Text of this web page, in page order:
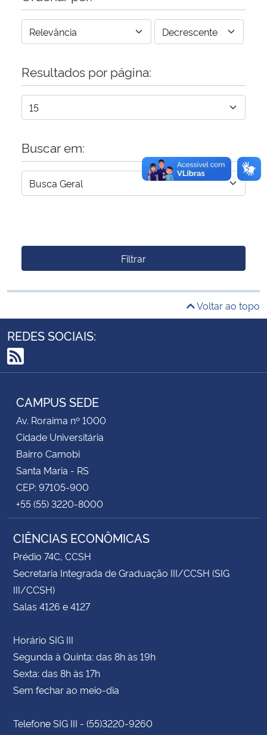
Gabinete de Segurança Institucional
Banco Central do Brasil
Planalto
Resultados por página:
Buscar em:
Filtrar
Voltar ao topo
REDES SOCIAIS:
RSS
CAMPUS SEDE
Av. Roraima nº 1000
Cidade Universitária
Bairro Camobi
Santa Maria - RS
CEP: 97105-900
+55 (55) 3220-8000
CIÊNCIAS ECONÔMICAS
Prédio 74C, CCSH
Secretaria Integrada de Graduação III/CCSH (SIG
III/CCSH)
Salas 4126 e 4127
Horário SIG III
Segunda à Quinta: das 8h às 19h
Sexta: das 8h às 17h
Sem fechar ao meio-dia
Telefone SIG III - (55)3220-9260